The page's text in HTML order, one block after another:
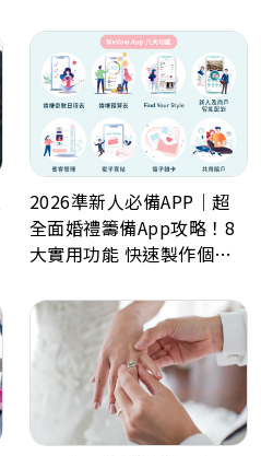
2026準新人必備APP｜超
全面婚禮籌備App攻略！8
大實用功能 快速製作個人
數日程表、預算表、婚禮商
戶一鍵查詢